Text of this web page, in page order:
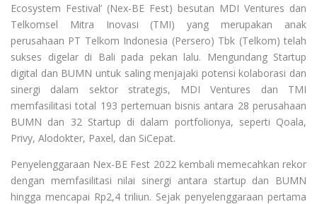
Ecosystem Festival’ (Nex-BE Fest) besutan MDI Ventures dan
Telkomsel Mitra Inovasi (TMI) yang merupakan anak
perusahaan PT Telkom Indonesia (Persero) Tbk (Telkom) telah
sukses digelar di Bali pada pekan lalu. Mengundang Startup
digital dan BUMN untuk saling menjajaki potensi kolaborasi dan
sinergi dalam sektor strategis, MDI Ventures dan TMI
memfasilitasi total 193 pertemuan bisnis antara 28 perusahaan
BUMN dan 32 Startup di dalam portfolionya, seperti Qoala,
Privy, Alodokter, Paxel, dan SiCepat.
Penyelenggaraan Nex-BE Fest 2022 kembali memecahkan rekor
dengan memfasilitasi nilai sinergi antara startup dan BUMN
hingga mencapai Rp2,4 triliun. Sejak penyelenggaraan pertama